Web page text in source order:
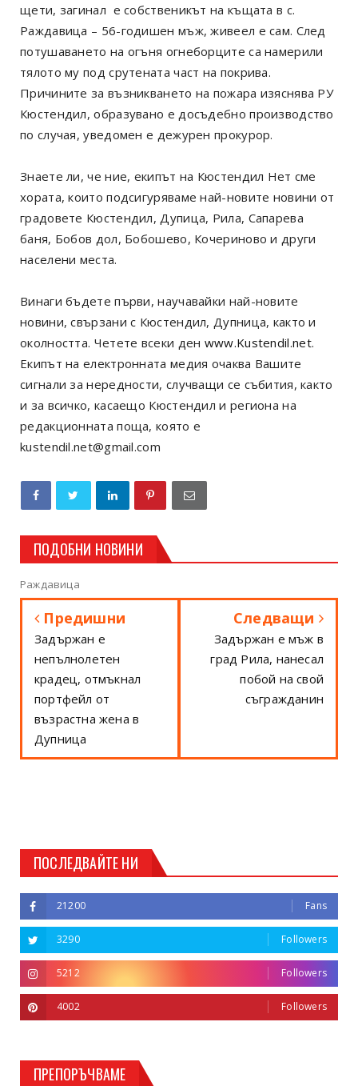
щети, загинал е собственикът на къщата в с.
Раждавица – 56-годишен мъж, живеел е сам. След
потушаването на огъня огнеборците са намерили
тялото му под срутената част на покрива.
Причините за възникването на пожара изяснява РУ
Кюстендил, образувано е досъдебно производство
по случая, уведомен е дежурен прокурор.
Знаете ли, че ние, екипът на Кюстендил Нет сме
хората, които подсигуряваме най-новите новини от
градовете Кюстендил, Дупица, Рила, Сапарева
баня, Бобов дол, Бобошево, Кочериново и други
населени места.
Винаги бъдете първи, научавайки най-новите
новини, свързани с Кюстендил, Дупница, както и
околността. Четете всеки ден www.Kustendil.net.
Екипът на електронната медия очаква Вашите
сигнали за нередности, случващи се събития, както
и за всичко, касаещо Кюстендил и региона на
редакционната поща, която е
kustendil.net@gmail.com
ПОДОБНИ НОВИНИ
Раждавица
Предишни
Задържан е
непълнолетен
крадец, отмъкнал
портфейл от
възрастна жена в
Дупница
Следващи
Задържан е мъж в
град Рила, нанесал
побой на свой
съгражданин
ПОСЛЕДВАЙТЕ НИ
21200 Fans
3290 Followers
5212 Followers
4002 Followers
ПРЕПОРЪЧВАМЕ